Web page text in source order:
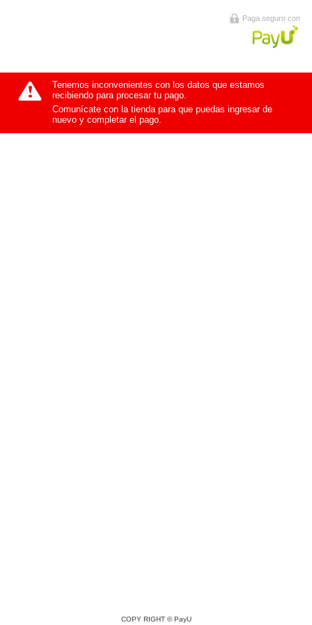
Paga seguro con
Tenemos inconvenientes con los datos que estamos
recibiendo para procesar tu pago.
Comunícate con la tienda para que puedas ingresar de
nuevo y completar el pago.
COPY RIGHT ©PayU